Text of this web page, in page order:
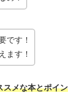
です！
ます！
スメな本とポイン